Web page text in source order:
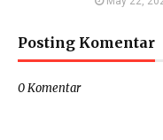
Posting Komentar
0 Komentar